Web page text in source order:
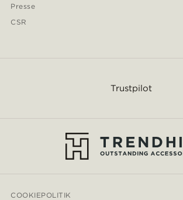
Presse
CSR
Trustpilot
COOKIEPOLITIK